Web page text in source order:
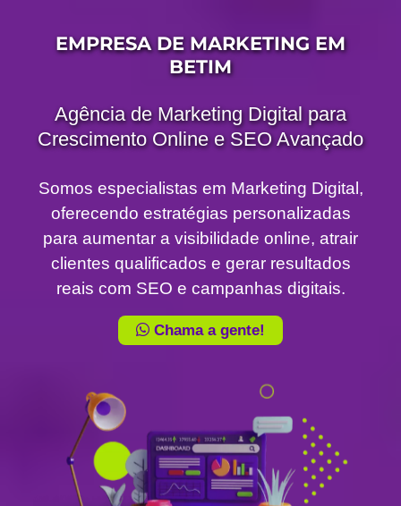
EMPRESA DE MARKETING EM
BETIM
Agência de Marketing Digital para
Crescimento Online e SEO Avançado
Somos especialistas em Marketing Digital,
oferecendo estratégias personalizadas
para aumentar a visibilidade online, atrair
clientes qualificados e gerar resultados
reais com SEO e campanhas digitais.
Chama a gente!